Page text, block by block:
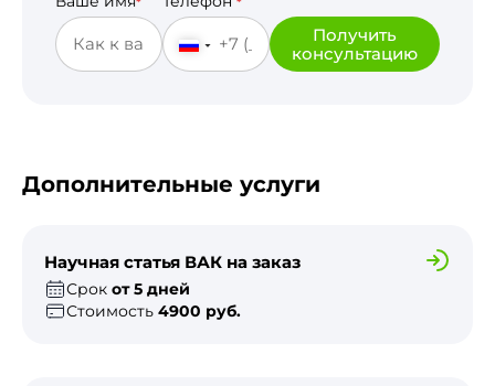
Получить
консультацию
Дополнительные услуги
Научная статья ВАК на заказ
Срок от 5 дней
Стоимость 4900 руб.